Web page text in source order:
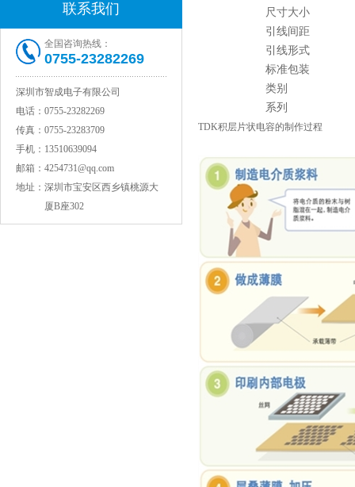
村田电感LQW15AN47NG80D
联系我们
全国咨询热线：
0755-23282269
深圳市智成电子有限公司
电话： 0755-23282269
传真： 0755-23283709
手机： 13510639094
邮箱： 4254731@qq.com
地址： 深圳市宝安区西乡镇桃源大
厦B座302
尺寸大小
引线间距
引线形式
标准包装
类别
系列
TDK积层片状电容的制作过程